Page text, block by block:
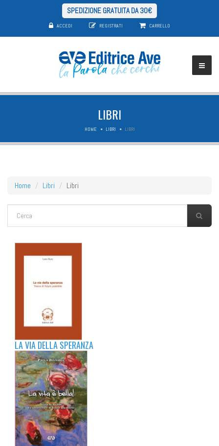
SPEDIZIONE GRATUITA DA 30€
ACCEDI REGISTRATI CARRELLO
LIBRI
HOME LIBRI LIBRI
Home Libri Libri
FORM DI RICERCA
LA VIA DELLA SPERANZA